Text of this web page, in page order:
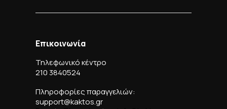
Επικοινωνία
Τηλεφωνικό κέντρο
210 3840524
Πληροφορίες παραγγελιών:
support@kaktos.gr